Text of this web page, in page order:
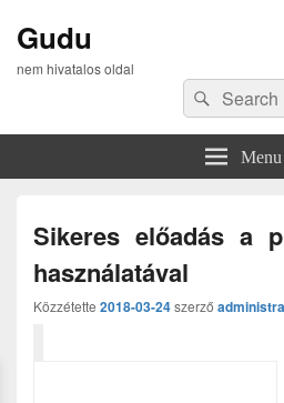
Gudu
nem hivatalos oldal
Search
for:
Search
Menu
Sikeres előadás a
használatával
Közzétette 2018-03-24szerző